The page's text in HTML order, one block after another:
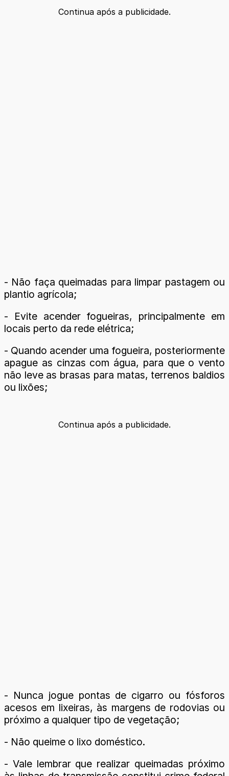
Continua após a publicidade.
- Não faça queimadas para limpar pastagem ou
plantio agrícola;
- Evite acender fogueiras, principalmente em
locais perto da rede elétrica;
- Quando acender uma fogueira, posteriormente
apague as cinzas com água, para que o vento
não leve as brasas para matas, terrenos baldios
ou lixões;
Continua após a publicidade.
- Nunca jogue pontas de cigarro ou fósforos
acesos em lixeiras, às margens de rodovias ou
próximo a qualquer tipo de vegetação;
- Não queime o lixo doméstico.
- Vale lembrar que realizar queimadas próximo